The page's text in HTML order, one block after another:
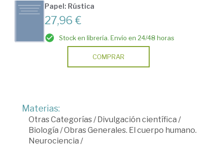
Papel: Rústica
27,96 €
Stock en librería. Envío en 24/48 horas
COMPRAR
Materias:
Otras Categorías/Divulgación científica /
Biología /Obras Generales. El cuerpo humano.
Neurociencia /